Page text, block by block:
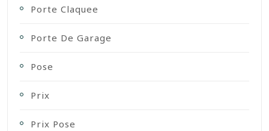
Porte Claquee
Porte De Garage
Pose
Prix
Prix Pose